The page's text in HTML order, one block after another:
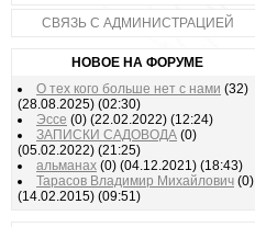
СВЯЗЬ С АДМИНИСТРАЦИЕЙ
НОВОЕ НА ФОРУМЕ
О тех кого больше нет с нами (32)
(28.08.2025) (02:30)
Эссе (0) (22.02.2022) (12:24)
ЗАПИСКИ САДОВОДА (0)
(05.02.2022) (21:25)
альманах (0) (04.12.2021) (18:43)
Тарасов Владимир Михайлович (0)
(14.02.2015) (09:51)